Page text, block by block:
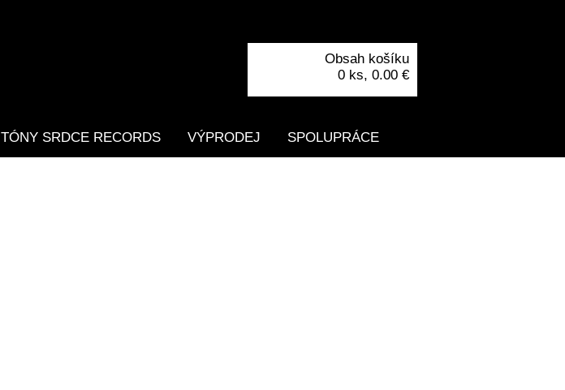
Obsah košíku
0 ks, 0.00 €
TÓNY SRDCE RECORDS VÝPRODEJ SPOLUPRÁCE